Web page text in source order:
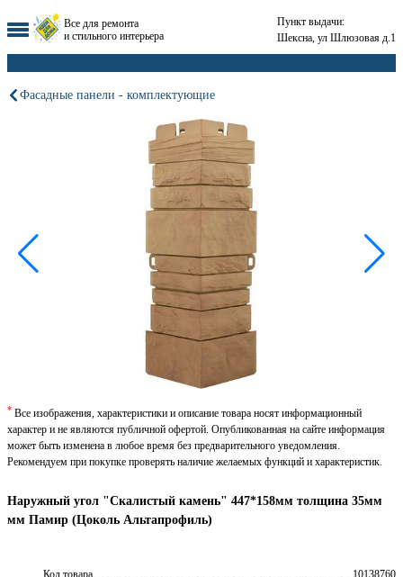
Все для ремонта
и стильного интерьера
Пункт выдачи:
Шексна, ул Шлюзовая д.1
Фасадные панели - комплектующие
Наружный угол "Скалистый камень" 447*158мм толщина 35мм
мм Памир (Цоколь Альтапрофиль)
* Все изображения, характеристики и описание товара носят информационный
характер и не являются публичной офертой. Опубликованная на сайте информация
может быть изменена в любое время без предварительного уведомления.
Рекомендуем при покупке проверять наличие желаемых функций и характеристик.